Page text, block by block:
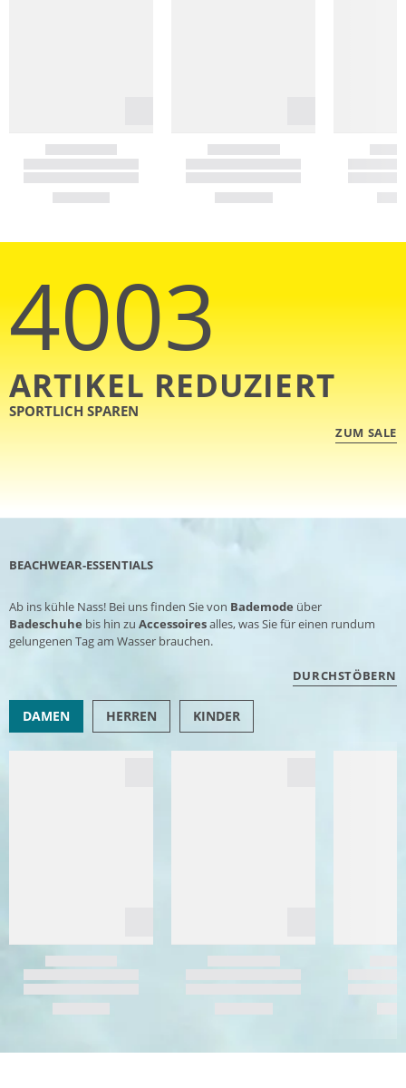
4003
ARTIKEL REDUZIERT
SPORTLICH SPAREN
ZUM SALE
BEACHWEAR-ESSENTIALS
Ab ins kühle Nass! Bei uns finden Sie von Bademode über
Badeschuhe bis hin zu Accessoiresalles, was Sie für einen rundum
gelungenen Tag am Wasser brauchen.
DURCHSTÖBERN
DAMEN HERREN KINDER